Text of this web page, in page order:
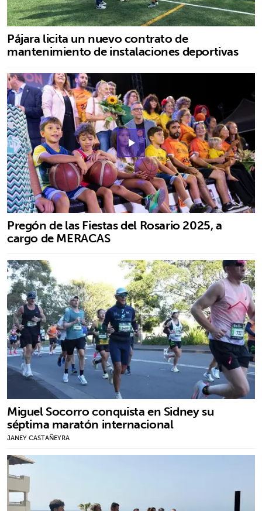
Pájara licita un nuevo contrato de
mantenimiento de instalaciones deportivas
play_arrow
Pregón de las Fiestas del Rosario 2025, a
cargo de MERACAS
Miguel Socorro conquista en Sidney su
séptima maratón internacional
JANEY CASTAÑEYRA